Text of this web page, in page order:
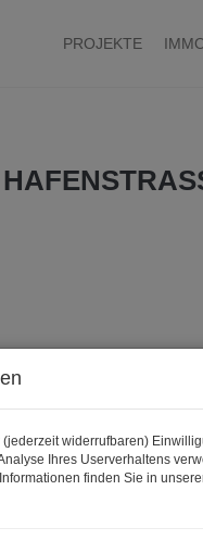
PROJEKTE
widerrufbaren)
Ihres Userverhaltens
finden Sie in